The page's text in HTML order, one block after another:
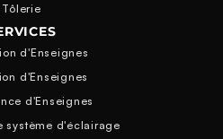
Tôlerie
d'Enseignes
d'Enseignes
d'Enseignes
système d'éclairage